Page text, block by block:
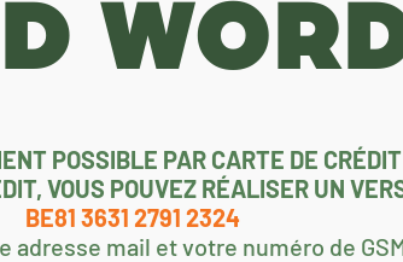
POSSIBLE PAR CARTE DE
VOUS POUVEZ RÉALISER UN
BE81 3631 2791 2324
adresse mail et votre numéro de